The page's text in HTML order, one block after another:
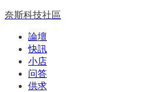
奈斯科技社區
論壇
快訊
小店
问答
供求